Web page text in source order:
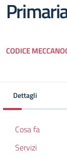
CODICE
Dettagli
Cosa fa
Servizi